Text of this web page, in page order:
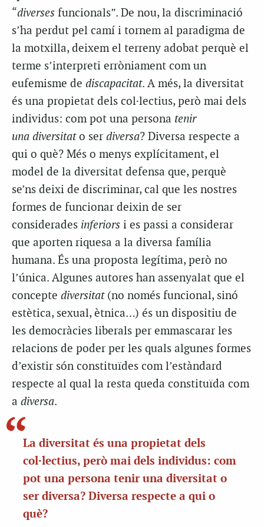
“diverses funcionals”. De nou, la discriminació
s’ha perdut pel camí i tornem al paradigma de
la motxilla, deixem el terreny adobat perquè el
terme s’interpreti erròniament com un
eufemisme de discapacitat. A més, la diversitat
és una propietat dels col·lectius, però mai dels
individus: com pot una persona tenir
una diversitato ser diversa? Diversa respecte a
qui o què? Més o menys explícitament, el
model de la diversitat defensa que, perquè
se’ns deixi de discriminar, cal que les nostres
formes de funcionar deixin de ser
considerades inferiors i es passi a considerar
que aporten riquesa a la diversa família
humana. És una proposta legítima, però no
l’única. Algunes autores han assenyalat que el
concepte diversitat (no només funcional, sinó
estètica, sexual, ètnica…) és un dispositiu de
les democràcies liberals per emmascarar les
relacions de poder per les quals algunes formes
d’existir són constituïdes com l’estàndard
respecte al qual la resta queda constituïda com
a diversa.
La diversitat és una propietat dels
col·lectius, però mai dels individus: com
pot una persona tenir una diversitat o
ser diversa? Diversa respecte a qui o
què?